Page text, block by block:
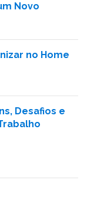
Novo
no Home
Desafios e